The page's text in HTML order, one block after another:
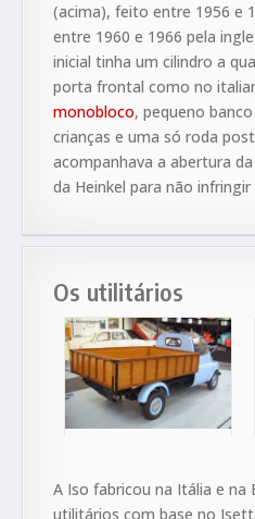
(acima), feito entre 1956 e
entre 1960 e 1966 pela
inicial tinha um cilindro a
porta frontal como no
monobloco, pequeno
crianças e uma só roda
acompanhava a abertura
da Heinkel para não
Os utilitários
A Iso fabricou na Itália e na
utilitários com base no